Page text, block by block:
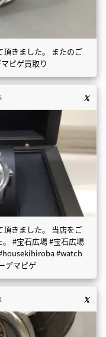
きました。 またのご
ピゲ買取り
きました。 当店をご
#宝石広場 #宝石広場
#watch
デマピゲ